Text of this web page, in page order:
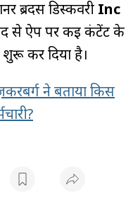
ब्रदर्स डिस्कवरी Inc
से ऐप पर कई कंटेंट के
शुरू कर दिया है।
ने बताया किस